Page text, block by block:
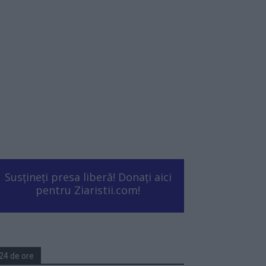
Susțineți presa liberă! Donați aici
pentru Ziaristii.com!
24 de ore